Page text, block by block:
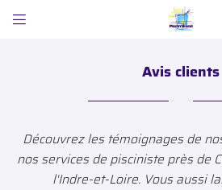

Avis clients
Découvrez les témoignages de
nos services de pisciniste près de
l'Indre-et-Loire. Vous aussi